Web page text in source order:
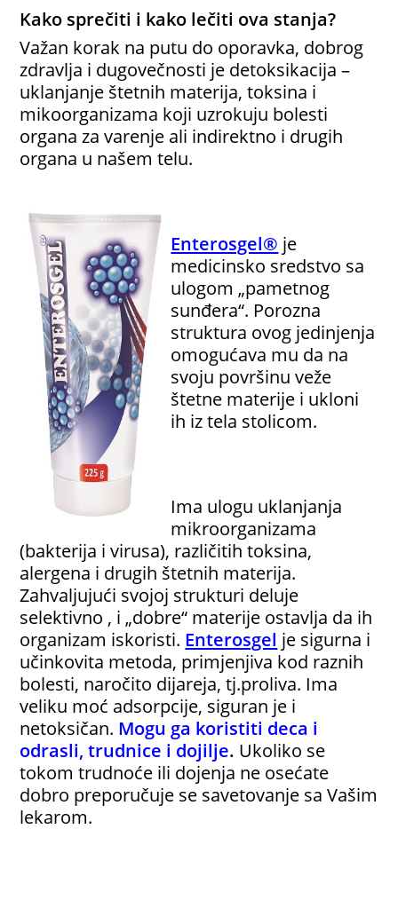
Kako sprečiti i kako lečiti ova stanja?
Važan korak na putu do oporavka, dobrog
zdravlja i dugovečnosti je detoksikacija –
uklanjanje štetnih materija, toksina i
mikoorganizama koji uzrokuju bolesti
organa za varenje ali indirektno i drugih
organa u našem telu.
Enterosgel® je
medicinsko sredstvo sa
ulogom „pametnog
sunđera“. Porozna
struktura ovog jedinjenja
omogućava mu da na
svoju površinu veže
štetne materije i ukloni
ih iz tela stolicom.
Ima ulogu uklanjanja
mikroorganizama
(bakterija i virusa), različitih toksina,
alergena i drugih štetnih materija.
Zahvaljujući svojoj strukturi deluje
selektivno , i „dobre“ materije ostavlja da ih
organizam iskoristi. Enterosgel je sigurna i
učinkovita metoda, primjenjiva kod raznih
bolesti, naročito dijareja, tj.proliva. Ima
veliku moć adsorpcije, siguran je i
netoksičan. Mogu ga koristiti deca i
odrasli, trudnice i dojilje. Ukoliko se
tokom trudnoće ili dojenja ne osećate
dobro preporučuje se savetovanje sa Vašim
lekarom.